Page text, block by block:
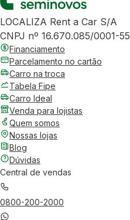
LOCALIZA Rent a Car S/A
CNPJ nº 16.670.085/0001-55
Financiamento
Parcelamento no cartão
Carro na troca
Tabela Fipe
Carro Ideal
Venda para lojistas
Quem somos
Nossas lojas
Blog
Dúvidas
Central de vendas
0800-200-2000